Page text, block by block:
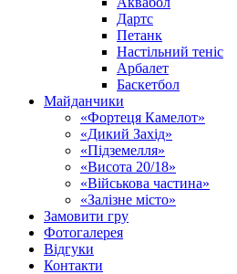
Дартс
Петанк
Настільний теніс
Арбалет
Баскетбол
Майданчики
«Фортеця Камелот»
«Дикий Захід»
«Підземелля»
«Висота 20/18»
«Військова частина»
«Залізне місто»
Замовити гру
Фотогалерея
Відгуки
Контакти